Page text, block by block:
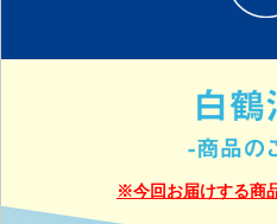
※今回お届けする商